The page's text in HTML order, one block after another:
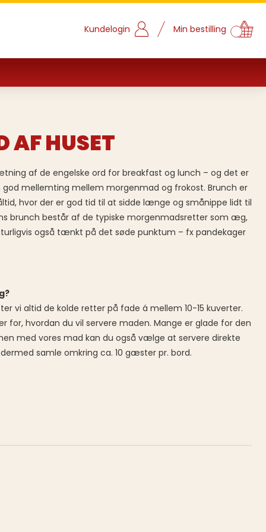
Kundelogin Min bestilling
AF HUSET
af de engelske ord for breakfast og lunch – og det er
mellemting mellem morgenmad og frokost. Brunch er
hvor der er god tid til at sidde længe og smånippe lidt til
brunch består af de typiske morgenmadsretter som æg,
også tænkt på det søde punktum – fx pandekager
vi altid de kolde retter på fade á mellem 10-15 kuverter.
for, hvordan du vil servere maden. Mange er glade for den
med vores mad kan du også vælge at servere direkte
samle omkring ca. 10 gæster pr. bord.